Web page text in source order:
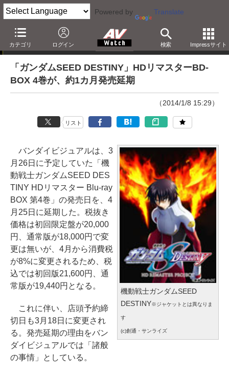
Powered by Translate
カテゴリ ログイン 検索 Impressサイト
ニュース
「ガンダムSEED DESTINY」HDリマスターBD-
BOX 4巻が、約1カ月発売延期
（2014/1/8 15:29）
リスト
機動戦士ガンダムSEED
DESTINY※ジャケットとは異なりま
す
(c)創通・サンライズ
バンダイビジュアルは、3
月26日に予定していた「機
動戦士ガンダムSEED DES
TINY HDリマスター Blu-ray
BOX 第4巻」の発売日を、4
月25日に延期した。税抜き
価格は初回限定盤が20,000
円、通常版が18,000円で変
更は無いが、4月から消費税
が8%に変更されるため、税
込では初回版21,600円、通
常版が19,440円となる。
これに伴い、店頭予約締
切日も3月18日に変更され
る。発売延期の理由をバン
ダイビジュアルでは「諸般
の事情」としている。